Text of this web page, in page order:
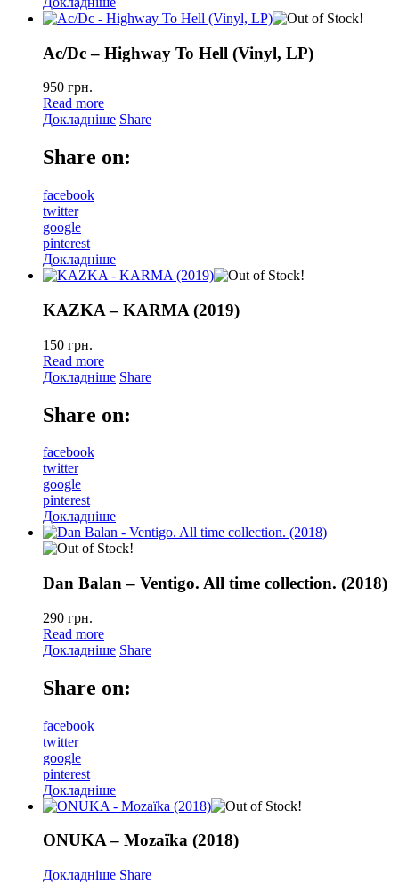
Ac/Dc – Highway To Hell (Vinyl, LP)
950 грн.
Read more
Докладніше Share
Share on:
facebook
twitter
google
pinterest
Докладніше
KAZKA – KARMA (2019)
150 грн.
Read more
Докладніше Share
Share on:
facebook
twitter
google
pinterest
Докладніше
Dan Balan – Ventigo. All time collection. (2018)
290 грн.
Read more
Докладніше Share
Share on:
facebook
twitter
google
pinterest
Докладніше
ONUKA – Mozaїka (2018)
Докладніше Share